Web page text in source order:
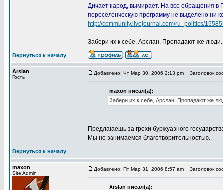
Дичает народ, вымирает. На все обращения в
переселенческую программу не выделено ни
http://community.livejournal.com/ru_politics/
Забери их к себе, Арслан. Пропадают же
Вернуться к началу
Arslan
Гость
Добавлено: Чт Мар 30, 2006 2:13 pm Заголовок
maxon писал(а):
Забери их к себе, Арслан. Пропадают же
Предлагаешь за грехи буржуазного
Мы не занимаемся благотворительностью.
Вернуться к началу
maxon
Site Admin
Добавлено: Пт Мар 31, 2006 8:57 am Заголовок
Arslan писал(а):